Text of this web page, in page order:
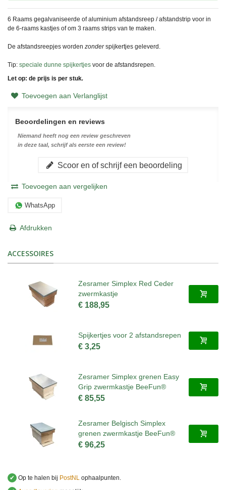
6 Raams gegalvaniseerde of aluminium afstandsreep / afstandstrip voor in
de 6-raams kastjes of om 3 raams strips van te maken.
De afstandsreepjes worden zonderspijkertjes geleverd.
Tip: speciale dunne spijkertjes voor de afstandsrepen.
Let op: de prijs is per stuk.
Toevoegen aan Verlanglijst
Beoordelingen en reviews
Niemand heeft nog een review geschreven
in deze taal, schrijf als eerste een review!
Scoor en of schrijf een beoordeling
Toevoegen aan vergelijken
WhatsApp
Afdrukken
ACCESSOIRES
Zesramer Simplex Red Ceder
zwermkastje
€ 188,95
Spijkertjes voor 2 afstandsrepen
€ 3,25
Zesramer Simplex grenen Easy
Grip zwermkastje BeeFun®
€ 85,55
Zesramer Belgisch Simplex
grenen zwermkastje BeeFun®
€ 96,25
✔ Op te halen bij PostNL ophaalpunten.